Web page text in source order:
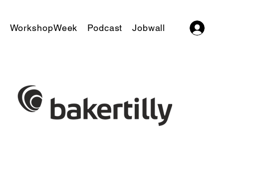
WorkshopWeek Podcast Jobwall